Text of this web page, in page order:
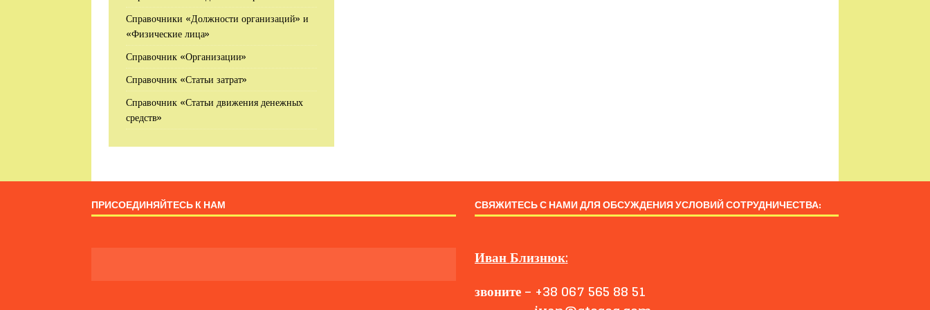
Справочники «Должности организаций» и
«Физические лица»
Справочник «Организации»
Справочник «Статьи затрат»
Справочник «Статьи движения денежных
средств»
ПРИСОЕДИНЯЙТЕСЬ К НАМ СВЯЖИТЕСЬ С НАМИ ДЛЯ ОБСУЖДЕНИЯ УСЛОВИЙ СОТРУДНИЧЕСТВА:
ИванБлизнюк:
звоните– +38 067 565 88 51